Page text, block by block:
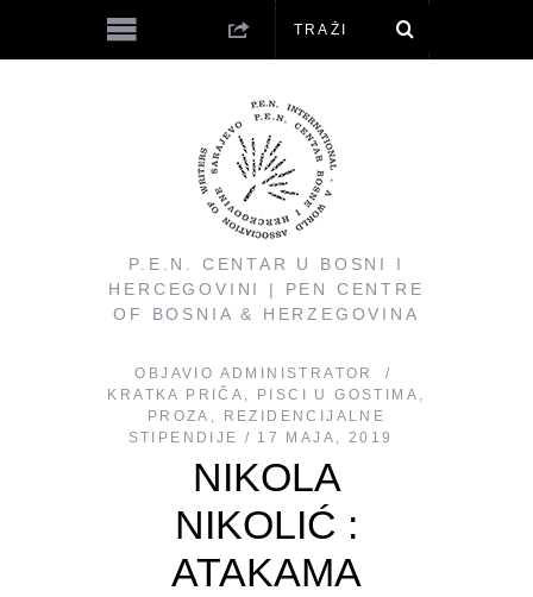
P.E.N. CENTAR U BOSNI I
HERCEGOVINI | PEN CENTRE
OF BOSNIA & HERZEGOVINA
OBJAVIO ADMINISTRATOR
KRATKA PRIČA , PISCI U GOSTIMA ,
PROZA ,
REZIDENCIJALNE
STIPENDIJE
17 MAJA, 2019
NIKOLA
NIKOLIĆ :
ATAKAMA